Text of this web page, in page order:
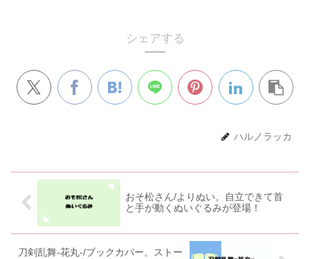
シェアする
ハルノラッカ
おそ松さん/よりぬい。自立できて首
と手が動くぬいぐるみが登場！
刀剣乱舞-花丸-/ブックカバー。ストー